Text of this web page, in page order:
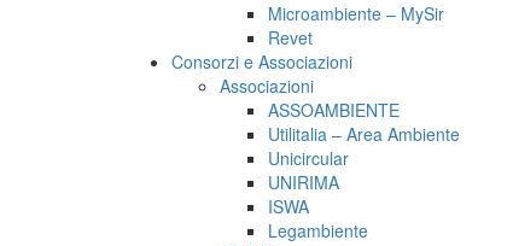
Microambiente – MySir
Revet
Consorzi e Associazioni
Associazioni
ASSOAMBIENTE
Utilitalia – Area Ambiente
Unicircular
UNIRIMA
ISWA
Legambiente